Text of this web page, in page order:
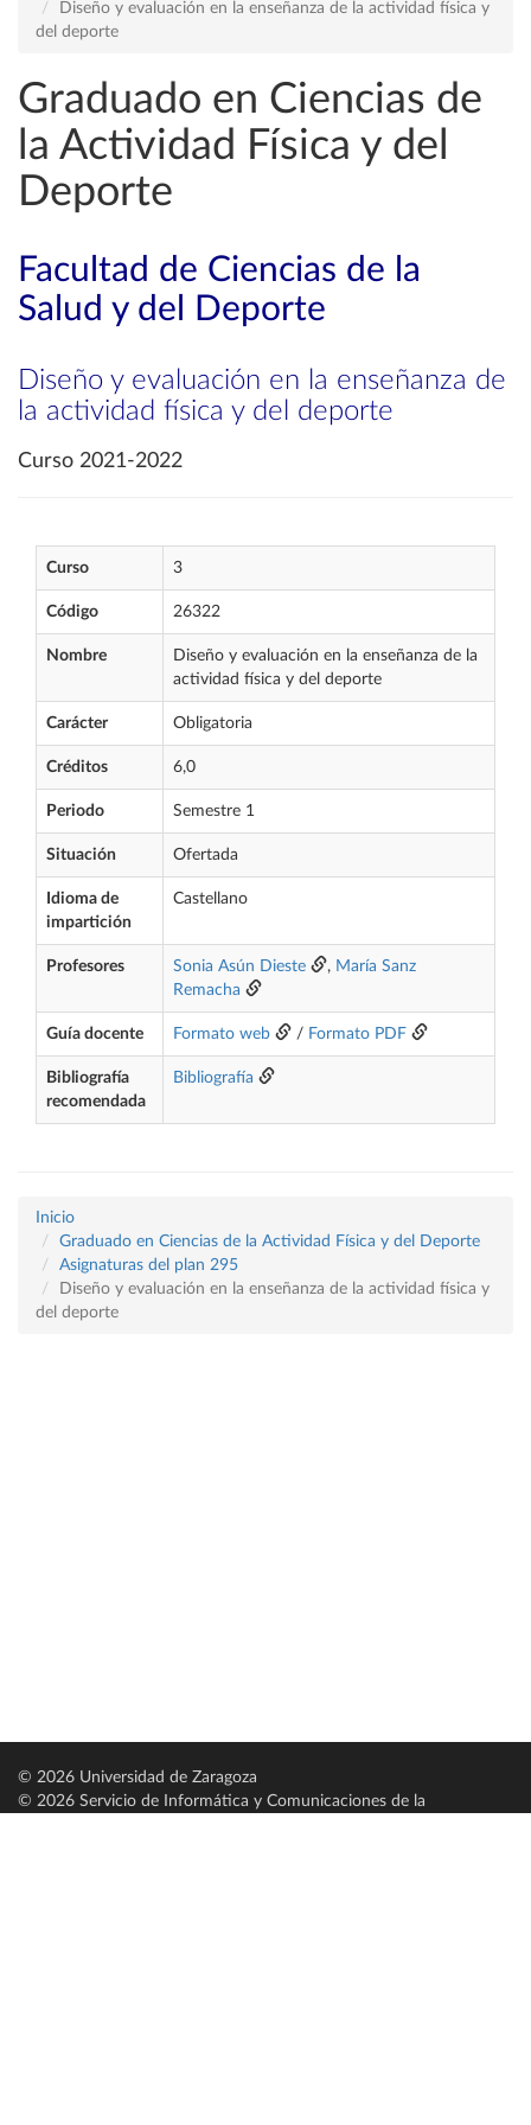
Diseño y evaluación en la enseñanza de la actividad física y
del deporte
Graduado en Ciencias de
la Actividad Física y del
Deporte
Facultad de Ciencias de la
Salud y del Deporte
Diseño y evaluación en la enseñanza de
la actividad física y del deporte
Curso 2021-2022
Curso 3
Código 26322
Nombre
Diseño y evaluación en la enseñanza de la
actividad física y del deporte
Carácter Obligatoria
Créditos 6,0
Periodo Semestre 1
Situación Ofertada
Idioma de
impartición
Castellano
Profesores Sonia Asún Dieste , María Sanz
Remacha
Guía docente Formato web / Formato PDF
Bibliografía
recomendada
Bibliografía
Inicio
Graduado en Ciencias de la Actividad Física y del Deporte
Asignaturas del plan 295
Diseño y evaluación en la enseñanza de la actividad física y
del deporte
© 2026 Universidad de Zaragoza
© 2026 Servicio de Informática y Comunicaciones de la